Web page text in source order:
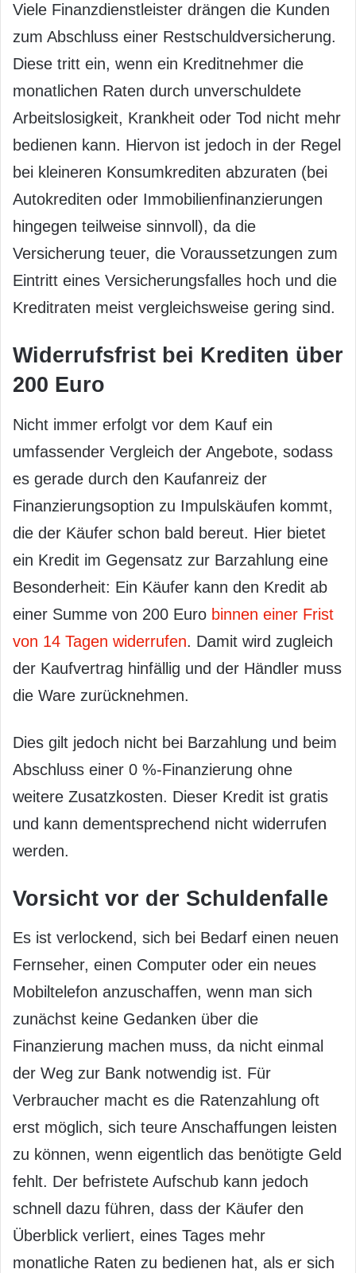
Viele Finanzdienstleister drängen die Kunden
zum Abschluss einer Restschuldversicherung.
Diese tritt ein, wenn ein Kreditnehmer die
monatlichen Raten durch unverschuldete
Arbeitslosigkeit, Krankheit oder Tod nicht mehr
bedienen kann. Hiervon ist jedoch in der Regel
bei kleineren Konsumkrediten abzuraten (bei
Autokrediten oder Immobilienfinanzierungen
hingegen teilweise sinnvoll), da die
Versicherung teuer, die Voraussetzungen zum
Eintritt eines Versicherungsfalles hoch und die
Kreditraten meist vergleichsweise gering sind.
Widerrufsfrist bei Krediten über
200 Euro
Nicht immer erfolgt vor dem Kauf ein
umfassender Vergleich der Angebote, sodass
es gerade durch den Kaufanreiz der
Finanzierungsoption zu Impulskäufen kommt,
die der Käufer schon bald bereut. Hier bietet
ein Kredit im Gegensatz zur Barzahlung eine
Besonderheit: Ein Käufer kann den Kredit ab
einer Summe von 200 Euro binnen einer Frist
von 14 Tagen widerrufen. Damit wird zugleich
der Kaufvertrag hinfällig und der Händler muss
die Ware zurücknehmen.
Dies gilt jedoch nicht bei Barzahlung und beim
Abschluss einer 0 %-Finanzierung ohne
weitere Zusatzkosten. Dieser Kredit ist gratis
und kann dementsprechend nicht widerrufen
werden.
Vorsicht vor der Schuldenfalle
Es ist verlockend, sich bei Bedarf einen neuen
Fernseher, einen Computer oder ein neues
Mobiltelefon anzuschaffen, wenn man sich
zunächst keine Gedanken über die
Finanzierung machen muss, da nicht einmal
der Weg zur Bank notwendig ist. Für
Verbraucher macht es die Ratenzahlung oft
erst möglich, sich teure Anschaffungen leisten
zu können, wenn eigentlich das benötigte Geld
fehlt. Der befristete Aufschub kann jedoch
schnell dazu führen, dass der Käufer den
Überblick verliert, eines Tages mehr
monatliche Raten zu bedienen hat, als er sich